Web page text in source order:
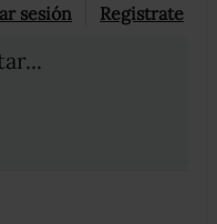
sesión Registrate